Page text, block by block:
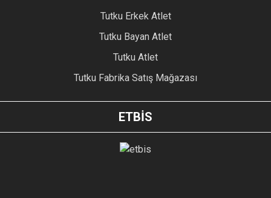
Tutku Erkek Atlet
Tutku Bayan Atlet
Tutku Atlet
Tutku Fabrika Satış Mağazası
ETBİS